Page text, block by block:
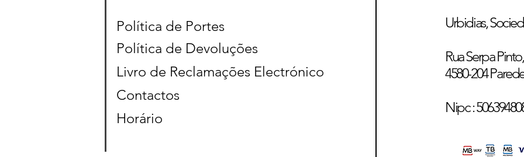
Política de Portes
Política de Devoluções
Livro de Reclamações Electrónico
Contactos
Horário
Urbidias,
Rua Serpa
4580-204
Nipc :